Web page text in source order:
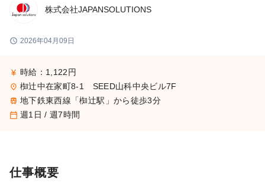
株式会社JAPANSOLUTIONS
schedule 2026年04月09日
currency_yen 時給：1,122円
place 椥辻中在家町8-1 SEED山科中央ビル7F
train 地下鉄東西線「椥辻駅」から徒歩3分
calendar_today 週1日 / 週7時間
仕事概要